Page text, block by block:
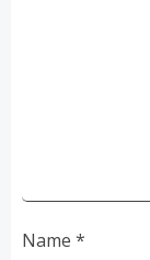
Name *